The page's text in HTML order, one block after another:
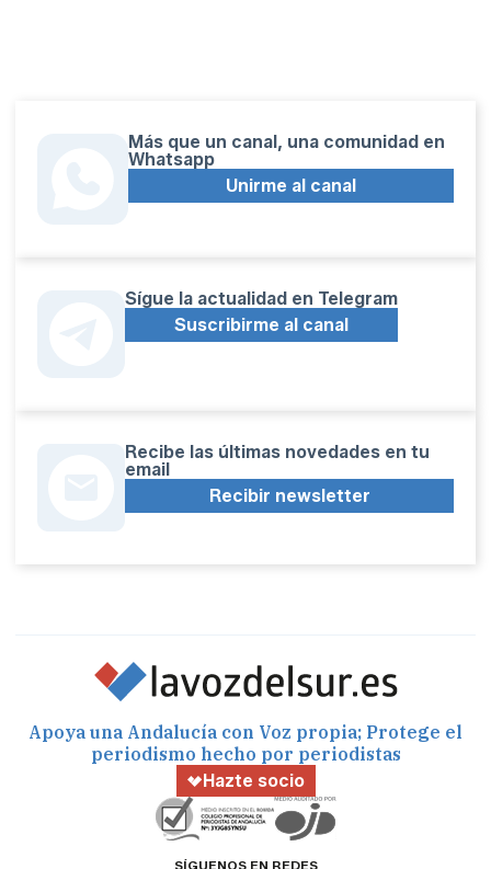
Más que un canal, una comunidad en
Whatsapp
Unirme al canal
Sígue la actualidad en Telegram
Suscribirme al canal
Recibe las últimas novedades en tu
email
Recibir newsletter
Apoya una Andalucía con Voz propia; Protege el
periodismo hecho por periodistas
Hazte socio
SÍGUENOS EN REDES